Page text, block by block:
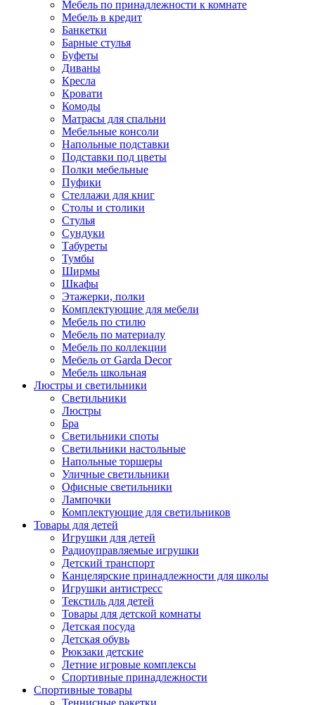
Мебель по принадлежности к комнате
Мебель в кредит
Банкетки
Барные стулья
Буфеты
Диваны
Кресла
Кровати
Комоды
Матрасы для спальни
Мебельные консоли
Напольные подставки
Подставки под цветы
Полки мебельные
Пуфики
Стеллажи для книг
Столы и столики
Стулья
Сундуки
Табуреты
Тумбы
Ширмы
Шкафы
Этажерки, полки
Комплектующие для мебели
Мебель по стилю
Мебель по материалу
Мебель по коллекции
Мебель от Garda Decor
Мебель школьная
Люстры и светильники
Светильники
Люстры
Бра
Светильники споты
Светильники настольные
Напольные торшеры
Уличные светильники
Офисные светильники
Лампочки
Комплектующие для светильников
Товары для детей
Игрушки для детей
Радиоуправляемые игрушки
Детский транспорт
Канцелярские принадлежности для школы
Игрушки антистресс
Текстиль для детей
Товары для детской комнаты
Детская посуда
Детская обувь
Рюкзаки детские
Летние игровые комплексы
Спортивные принадлежности
Спортивные товары
Теннисные ракетки